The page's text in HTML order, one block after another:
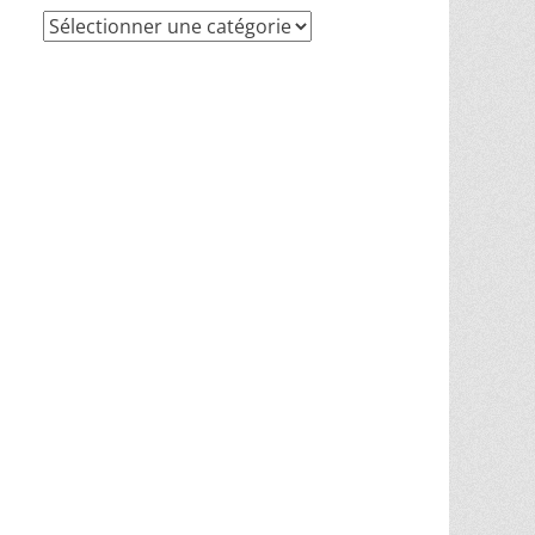
Recherche